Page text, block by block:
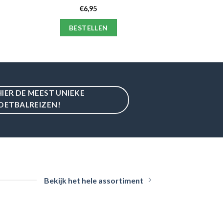
€6,95
BESTELLEN
DE MEEST UNIEKE
Bekijk het hele assortiment